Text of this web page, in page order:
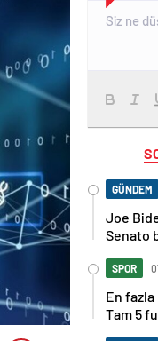
GÜNDEM
Joe
Senato
SPOR
En fazla
Tam 5